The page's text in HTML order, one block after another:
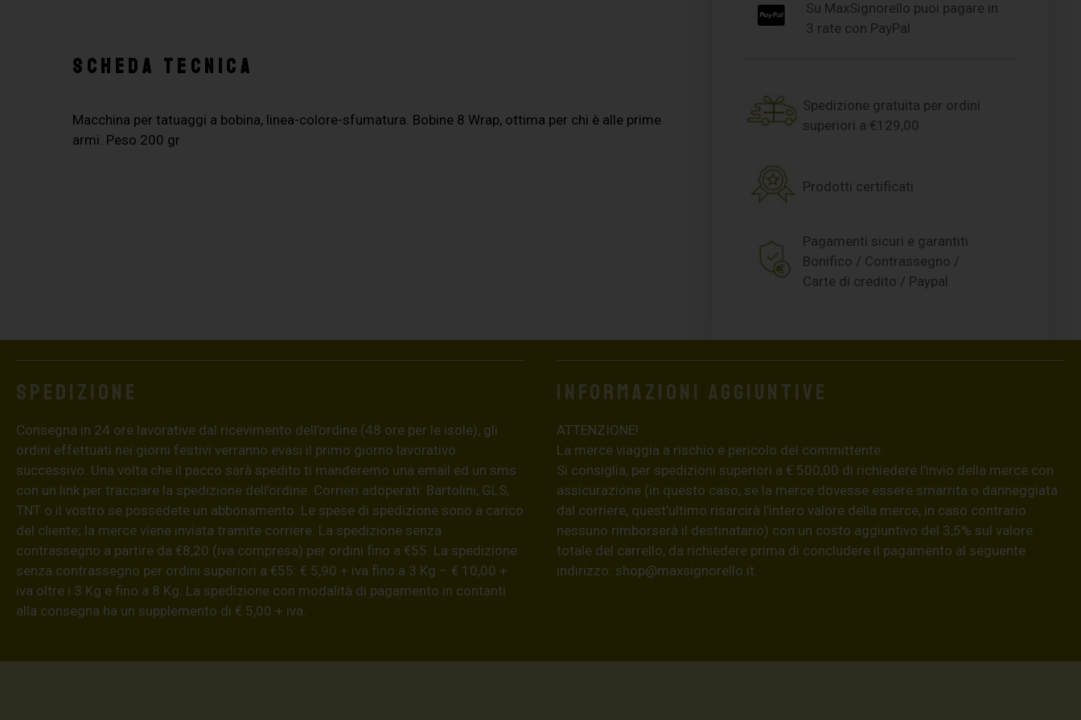
SCHEDA TECNICA
Macchina per tatuaggi a bobina, linea-colore-sfumatura. Bobine 8 Wrap, ottima per chi è alle prime
armi. Peso 200 gr
Su MaxSignorello puoi pagare in
3 rate con PayPal
Spedizione gratuita per ordini
superiori a €129,00
Prodotti certificati
Pagamenti sicuri e garantiti
Bonifico / Contrassegno /
Carte di credito / Paypal
Spedizione
Consegna in 24 ore lavorative dal ricevimento dell’ordine (48 ore per le isole), gli
ordini effettuati nei giorni festivi verranno evasi il primo giorno lavorativo
successivo. Una volta che il pacco sarà spedito ti manderemo una email ed un sms
con un link per tracciare la spedizione dell’ordine. Corrieri adoperati: Bartolini, GLS,
TNT o il vostro se possedete un abbonamento. Le spese di spedizione sono a carico
del cliente; la merce viene inviata tramite corriere. La spedizione senza
contrassegno a partire da €8,20 (iva compresa) per ordini fino a €55. La spedizione
senza contrassegno per ordini superiori a €55: € 5,90 + iva fino a 3 Kg – € 10,00 +
iva oltre i 3 Kg e fino a 8 Kg. La spedizione con modalità di pagamento in contanti
alla consegna ha un supplemento di € 5,00 + iva.
Informazioni aggiuntive
ATTENZIONE!
La merce viaggia a rischio e pericolo del committente.
Si consiglia, per spedizioni superiori a € 500,00 di richiedere l’invio della merce con
assicurazione (in questo caso, se la merce dovesse essere smarrita o danneggiata
dal corriere, quest’ultimo risarcirà l’intero valore della merce, in caso contrario
nessuno rimborserà il destinatario) con un costo aggiuntivo del 3,5% sul valore
totale del carrello, da richiedere prima di concludere il pagamento al seguente
indirizzo: shop@maxsignorello.it